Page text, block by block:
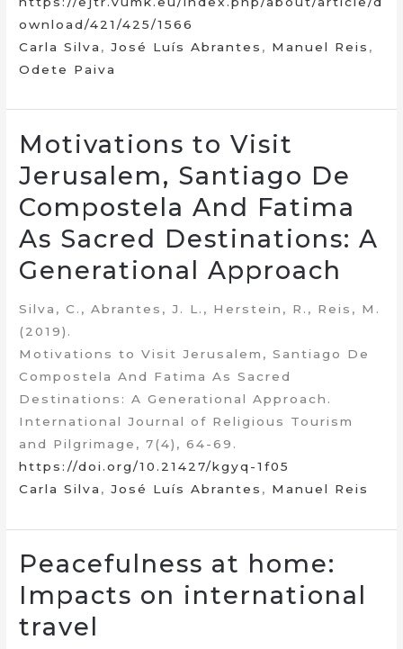
ownload/421/425/1566
Carla Silva ,José Luís Abrantes , Manuel Reis ,
Odete Paiva
Motivations to Visit
Jerusalem, Santiago De
Compostela And Fatima
As Sacred Destinations: A
Generational Approach
Silva, C., Abrantes, J. L., Herstein, R., Reis, M.
(2019).
Motivations to Visit Jerusalem, Santiago De
Compostela And Fatima As Sacred
Destinations: A Generational Approach.
International Journal of Religious Tourism
and Pilgrimage, 7(4), 64-69.
https://doi.org/10.21427/kgyq-1f05
Carla Silva ,José Luís Abrantes , Manuel Reis
Peacefulness at home:
Impacts on international
travel